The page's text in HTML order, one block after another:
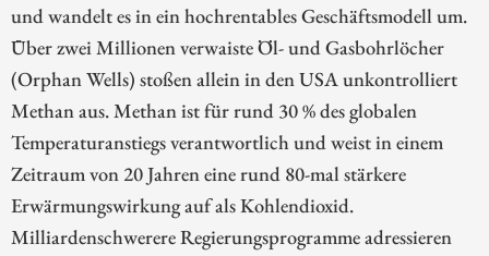
und wandelt es in ein hochrentables Geschäftsmodell um.
Über zwei Millionen verwaiste Öl- und Gasbohrlöcher
(Orphan Wells) stoßen allein in den USA unkontrolliert
Methan aus. Methan ist für rund 30 % des globalen
Temperaturanstiegs verantwortlich und weist in einem
Zeitraum von 20 Jahren eine rund 80-mal stärkere
Erwärmungswirkung auf als Kohlendioxid.
Milliardenschwerere Regierungsprogramme adressieren